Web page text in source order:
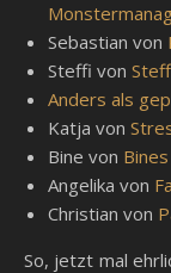
Sebastian von
Steffi von
Anders als
Katja von
Bine von
Angelika von
Christian von
So, jetzt mal